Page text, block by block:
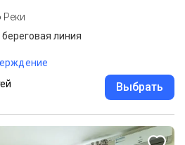
Реки
линия
Выбрать